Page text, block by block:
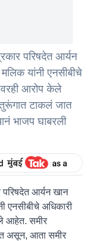
परिषदेत आर्यन
यांनी एनसीबीचे
आरोप केले
टाकलं जात
भाजप घाबरली
आर्यन खान
एनसीबीचे अधिकारी
आहेत. समीर
असून, आता समीर